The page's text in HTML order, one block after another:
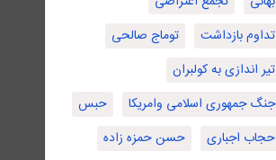
تداوم بازداشت
توماج صالحی
تیر اندازی به کولبران
جنگ جمهوری اسلامی وامریکا
حبس
حجاب اجباری
حسن حمزه زاده